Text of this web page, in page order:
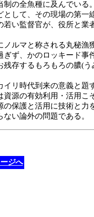
の全魚種に及んでいる。
て、その現場の第一
い監督官が、役所と
マと称される丸秘漁
ず、かのロッキード事
するもろもろの膿(
時代到来の意義と題
源の有効利用・活用こ
護と活用に技術と力
い論外の問題である。
ジへ